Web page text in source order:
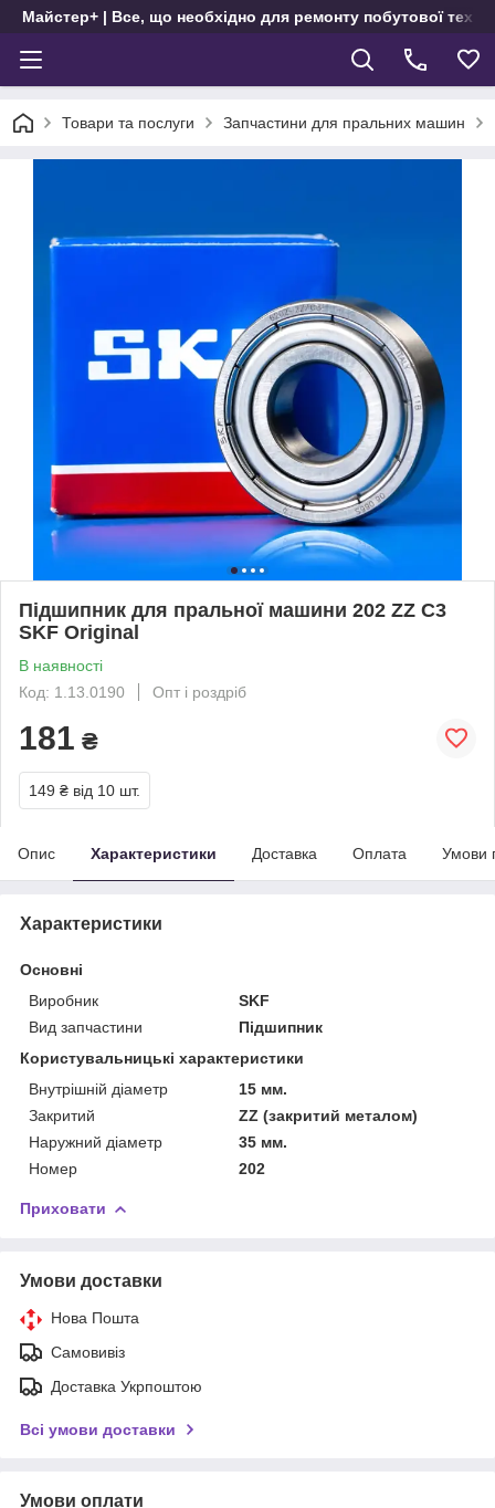
Майстер+ | Все, що необхідно для ремонту побутової
Товари та послуги Запчастини для пральних машин
Підшипник для пральної машини 202 ZZ C3
SKF Original
В наявності
Код: 1.13.0190
Опт і роздріб
181 ₴
149 ₴ від 10 шт.
Опис Характеристики Доставка Оплата Умови
Характеристики
Основні
Виробник
SKF
Вид запчастини
Підшипник
Користувальницькі характеристики
Внутрішній діаметр
15 мм.
Закритий
ZZ (закритий металом)
Наружний діаметр
35 мм.
Номер
202
Приховати
Умови доставки
Нова Пошта
Самовивіз
Доставка Укрпоштою
Всі умови доставки
Умови оплати